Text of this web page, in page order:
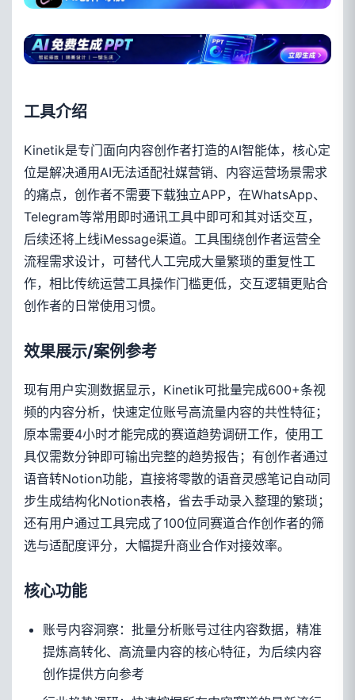
工具介绍
Kinetik是专门面向内容创作者打造的AI智能体，核心定
位是解决通用AI无法适配社媒营销、内容运营场景需求
的痛点，创作者不需要下载独立APP，在WhatsApp、
Telegram等常用即时通讯工具中即可和其对话交互，
后续还将上线iMessage渠道。工具围绕创作者运营全
流程需求设计，可替代人工完成大量繁琐的重复性工
作，相比传统运营工具操作门槛更低，交互逻辑更贴合
创作者的日常使用习惯。
效果展示/案例参考
现有用户实测数据显示，Kinetik可批量完成600+条视
频的内容分析，快速定位账号高流量内容的共性特征；
原本需要4小时才能完成的赛道趋势调研工作，使用工
具仅需数分钟即可输出完整的趋势报告；有创作者通过
语音转Notion功能，直接将零散的语音灵感笔记自动同
步生成结构化Notion表格，省去手动录入整理的繁琐；
还有用户通过工具完成了100位同赛道合作创作者的筛
选与适配度评分，大幅提升商业合作对接效率。
核心功能
账号内容洞察：批量分析账号过往内容数据，精准
提炼高转化、高流量内容的核心特征，为后续内容
创作提供方向参考